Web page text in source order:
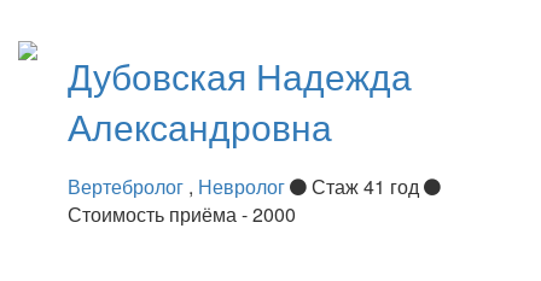
Дубовская Надежда
Александровна
Вертебролог , Невролог
Стаж 41 год
Стоимость приёма - 2000